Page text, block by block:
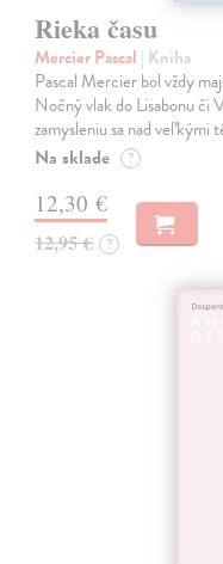
Rieka času
Mercier Pascal | Kniha
Pascal Mercier bol vždy
Nočný vlak do Lisabonu či
zamysleniu sa nad veľkými
Na sklade ?
12,30 €
12,95 € ?